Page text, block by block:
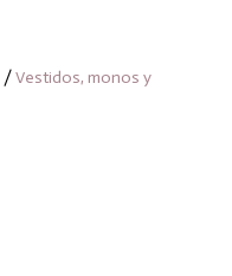
/Vestidos, monos y